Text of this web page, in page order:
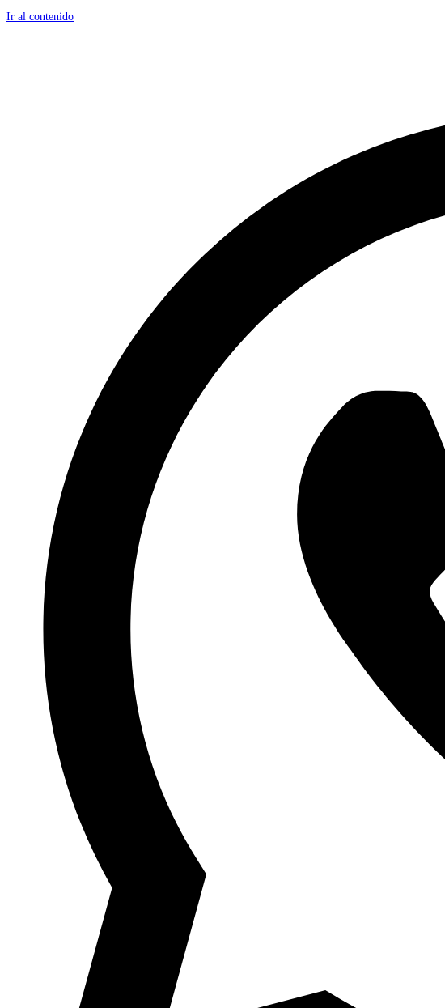
Ir al contenido